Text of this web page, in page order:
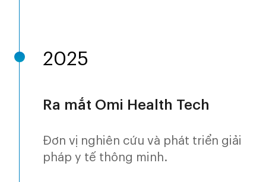
2025
Ra mắt Omi Health Tech
Đơn vị nghiên cứu và phát triển giải
pháp y tế thông minh.